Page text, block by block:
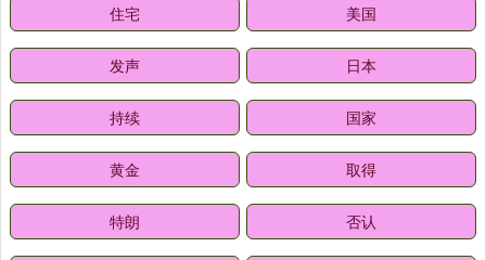
住宅 美国
发声 日本
持续 国家
黄金 取得
特朗 否认